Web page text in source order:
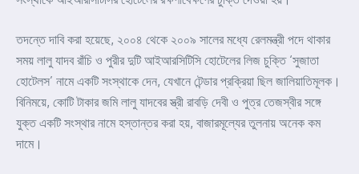
তদন্তে দাবি করা হয়েছে, ২০০৪ থেকে ২০০৯ সালের মধ্যে রেলমন্ত্রী পদে থাকার
সময় লালু যাদব রাঁচি ও পুরীর দুটি আইআরসিটিসি হোটেলের লিজ চুক্তি ‘সুজাতা
হোটেলস’ নামে একটি সংস্থাকে দেন, যেখানে টেন্ডার প্রক্রিয়া ছিল জালিয়াতিমূলক।
বিনিময়ে, কোটি টাকার জমি লালু যাদবের স্ত্রী রাবড়ি দেবী ও পুত্র তেজস্বীর সঙ্গে
যুক্ত একটি সংস্থার নামে হস্তান্তর করা হয়, বাজারমূল্যের তুলনায় অনেক কম
দামে।